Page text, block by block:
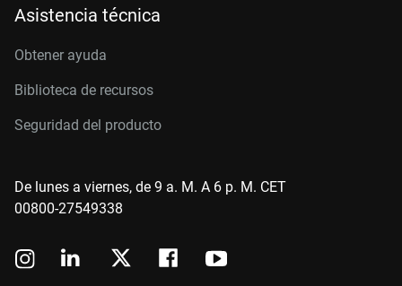
Asistencia técnica
Obtener ayuda
Biblioteca de recursos
Seguridad del producto
De lunes a viernes, de 9 a. M. A 6 p. M. CET
00800-27549338